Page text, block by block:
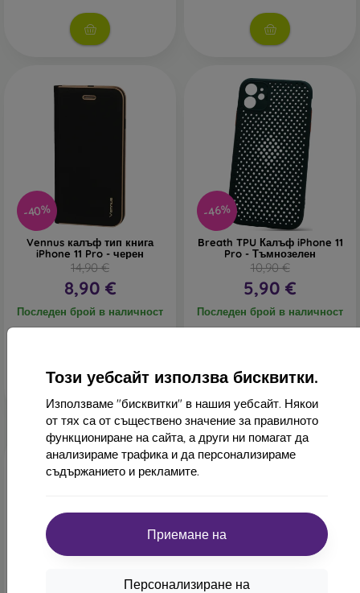
Този уебсайт използва бисквитки.
Използваме "бисквитки" в нашия уебсайт. Някои
от тях са от съществено значение за правилното
функциониране на сайта, а други ни помагат да
анализираме трафика и да персонализираме
съдържанието и рекламите.
Приемане на
Персонализиране на
-40%
Vennus калъф тип книга
iPhone 11 Pro - черен
14,90 €
8,90 €
Последен брой в наличност
-46%
Breath TPU Калъф iPhone 11
Pro - Тъмнозелен
10,90 €
5,90 €
Последен брой в наличност